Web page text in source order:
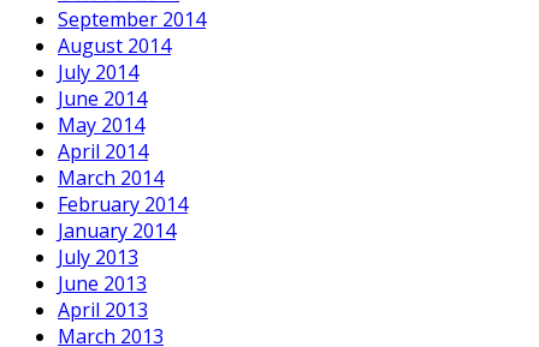
September 2014
August 2014
July 2014
June 2014
May 2014
April 2014
March 2014
February 2014
January 2014
July 2013
June 2013
April 2013
March 2013